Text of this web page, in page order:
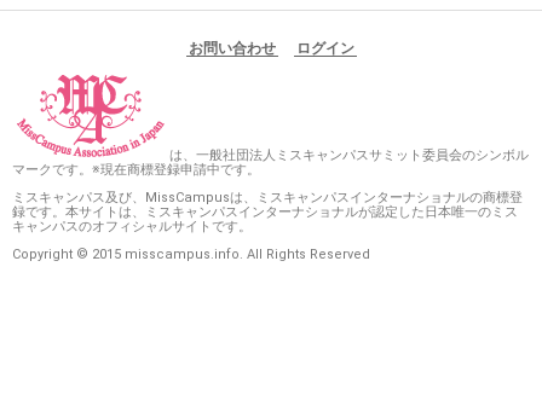
お問い合わせ ログイン
は、一般社団法人ミスキャンパスサミット委員会のシンボル
マークです。※現在商標登録申請中です。
ミスキャンパス及び、MissCampusは、ミスキャンパスインターナショナルの商標登
録です。本サイトは、ミスキャンパスインターナショナルが認定した日本唯一のミス
キャンパスのオフィシャルサイトです。
Copyright © 2015 misscampus.info. All Rights Reserved